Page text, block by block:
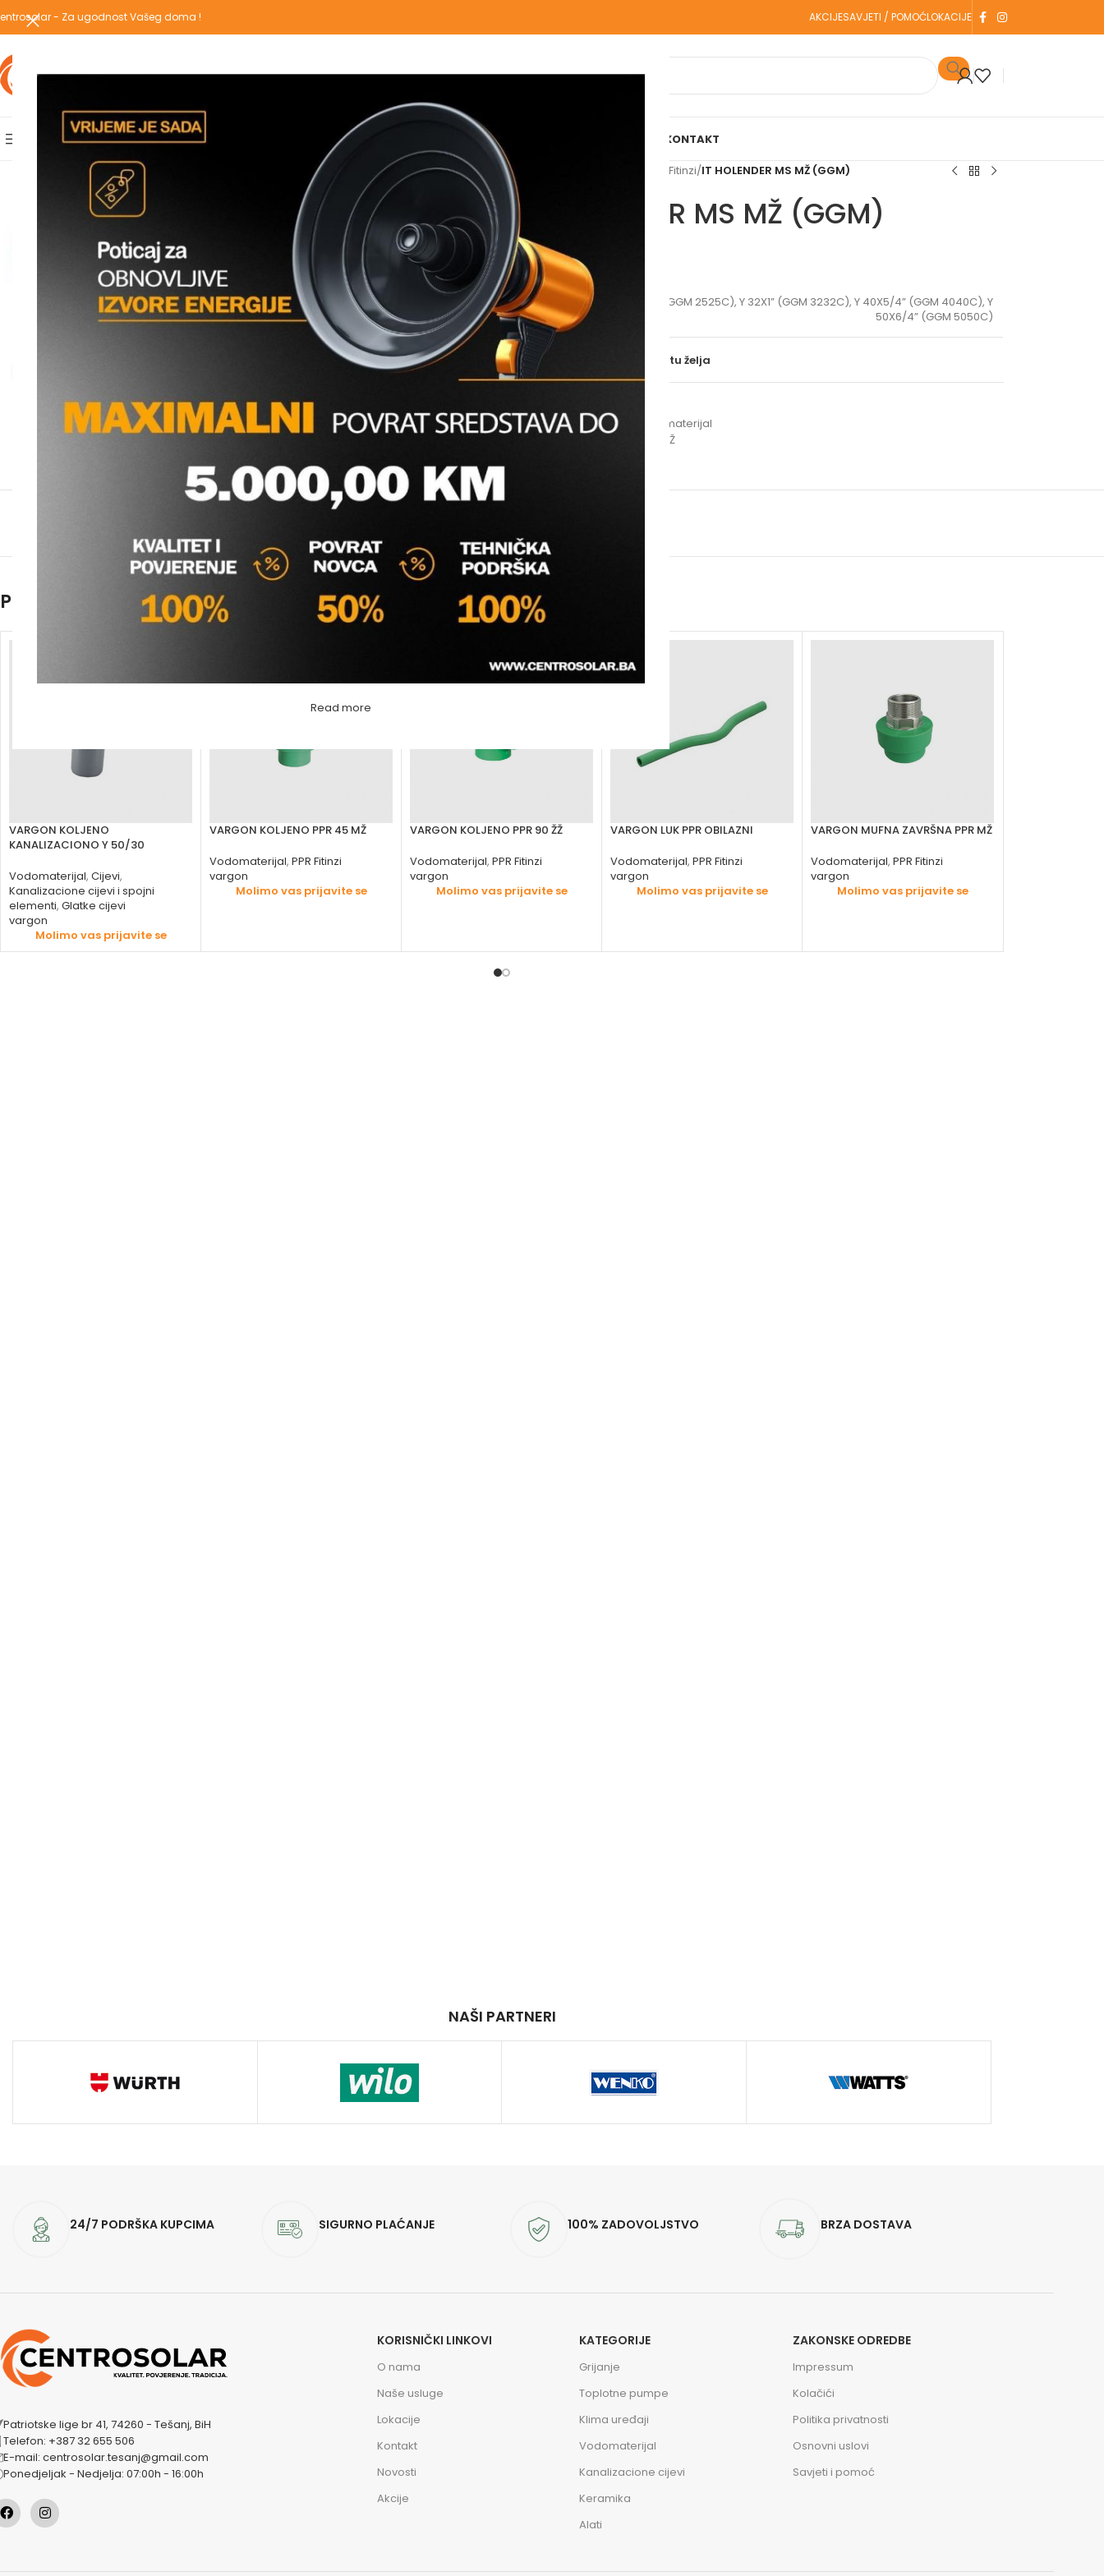
Read more
- Za ugodnost Vašeg doma ! AKCIJESAVJETI / POMOĆLOKACIJE
POPULARNE KATEGORIJE PREGLEDAJ CIJELI WEBSHOP
AKCIJSKA PONUDA
O NAMANAŠE USLUGE KONTAKT
Početna PPR Fitinzi/IT HOLENDER MS MŽ (GGM)
IT HOLENDER MS MŽ (GGM)
Molimo vas prijavite se
DIMENZIJE Y 25X3/4” (GGM 2525C), Y 32X1” (GGM 3232C), Y 40X5/4” (GGM 4040C), Y
50X6/4” (GGM 5050C)
Uporedi Dodaj na listu želja
Kategorije:
PPR Fitinzi
Vodomaterijal
MŽ
Povezani proizvodi
VARGON KOLJENO
KANALIZACIONO Y 50/30
Vodomaterijal, Cijevi,
Kanalizacione cijevi i spojni
elementi, Glatke cijevi
vargon
Molimo vas prijavite se
VARGON KOLJENO PPR 45 MŽ
Vodomaterijal, PPR Fitinzi
vargon
Molimo vas prijavite se
VARGON KOLJENO PPR 90 ŽŽ
Vodomaterijal, PPR Fitinzi
vargon
Molimo vas prijavite se
VARGON LUK PPR OBILAZNI
Vodomaterijal, PPR Fitinzi
vargon
Molimo vas prijavite se
VARGON MUFNA ZAVRŠNA PPR MŽ
Vodomaterijal, PPR Fitinzi
vargon
Molimo vas prijavite se
NAŠI PARTNERI
24/7 PODRŠKA KUPCIMA SIGURNO PLAĆANJE 100% ZADOVOLJSTVO BRZA DOSTAVA
Patriotske lige br 41, 74260 - Tešanj, BiH
Telefon: +387 32 655 506
E-mail: centrosolar.tesanj@gmail.com
Ponedjeljak - Nedjelja: 07:00h - 16:00h
KORISNIČKI LINKOVI
O nama
Naše usluge
Lokacije
Kontakt
Novosti
Akcije
KATEGORIJE
Grijanje
Toplotne pumpe
Klima uređaji
Vodomaterijal
Kanalizacione cijevi
Keramika
Alati
ZAKONSKE ODREDBE
Impressum
Kolačići
Politika privatnosti
Osnovni uslovi
Savjeti i pomoć